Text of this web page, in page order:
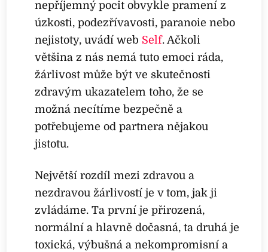
nepříjemný pocit obvykle pramení z
úzkosti, podezřívavosti, paranoie nebo
nejistoty, uvádí web Self. Ačkoli
většina z nás nemá tuto emoci ráda,
žárlivost může být ve skutečnosti
zdravým ukazatelem toho, že se
možná necítíme bezpečně a
potřebujeme od partnera nějakou
jistotu.
Největší rozdíl mezi zdravou a
nezdravou žárlivostí je v tom, jak ji
zvládáme. Ta první je přirozená,
normální a hlavně dočasná, ta druhá je
toxická, výbušná a nekompromisní a